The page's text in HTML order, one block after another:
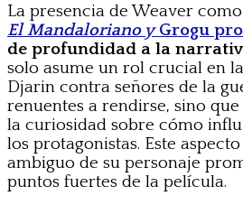
La presencia de Weaver
El Mandaloriano yGrogu
de profundidad a la
solo asume un rol crucial en
Djarin contra señores de la
renuentes a rendirse, sino
la curiosidad sobre cómo
los protagonistas. Este
ambiguo de su personaje
puntos fuertes de la película.